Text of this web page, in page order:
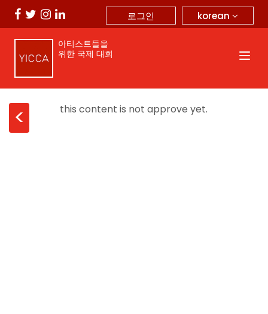
korean
로그인
아티스트들을
위한 국제 대회
< this content is not approve yet.